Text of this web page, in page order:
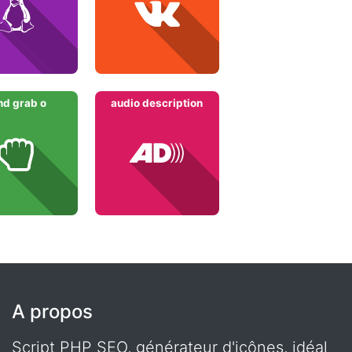
grab o audio description
A propos
Script PHP SEO, générateur d'icônes, idéal